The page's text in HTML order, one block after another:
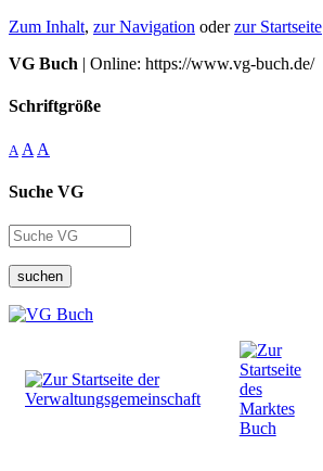
Zum Inhalt, zur Navigation oderzur Startseite
VG Buch | Online: https://www.vg-buch.de/
Schriftgröße
A A A
Suche VG
suchen